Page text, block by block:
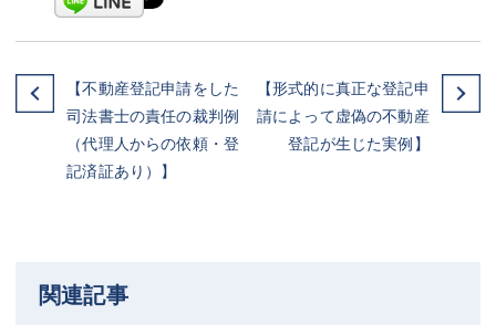
【不動産登記申請をした
司法書士の責任の裁判例
（代理人からの依頼・登
記済証あり）】
【形式的に真正な登記申
請によって虚偽の不動産
登記が生じた実例】
関連記事